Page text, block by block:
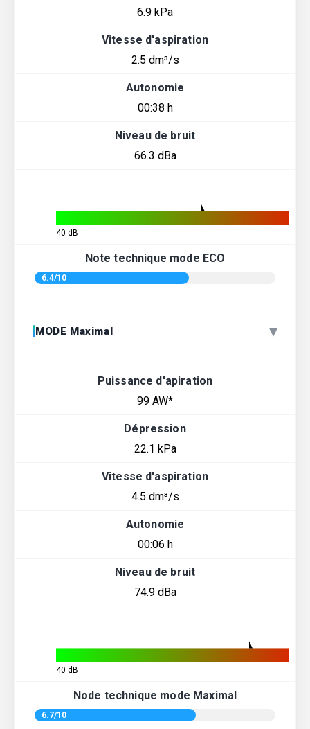
6.9 kPa
Vitesse d'aspiration
2.5 dm³/s
Autonomie
00:38 h
Niveau de bruit
66.3 dBa
40 dB
Note technique mode ECO
6.4/10
MODE Maximal ▾
Puissance d'apiration
99 AW*
Dépression
22.1 kPa
Vitesse d'aspiration
4.5 dm³/s
Autonomie
00:06 h
Niveau de bruit
74.9 dBa
40 dB
Node technique mode Maximal
6.7/10